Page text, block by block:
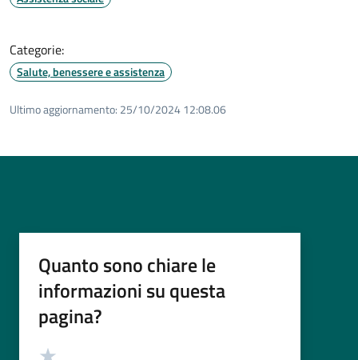
Categorie:
Salute, benessere e assistenza
Ultimo aggiornamento: 25/10/2024 12:08.06
Quanto sono chiare le
informazioni su questa
pagina?
Valutazione